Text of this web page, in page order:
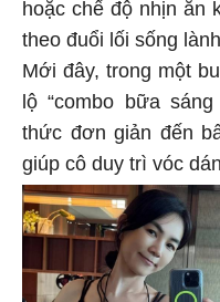
hoặc chế độ nhịn ăn
theo đuổi lối sống
Mới đây, trong một
lộ “combo bữa
thức đơn giản đến
giúp cô duy trì vóc